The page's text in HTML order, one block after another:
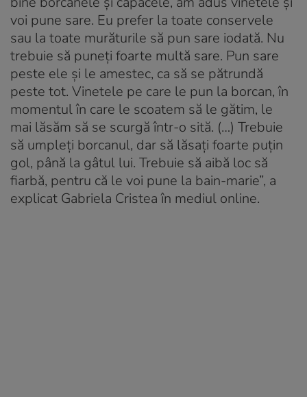
voi pune sare. Eu prefer la toate conservele
sau la toate murăturile să pun sare iodată. Nu
trebuie să puneți foarte multă sare. Pun sare
peste ele și le amestec, ca să se pătrundă
peste tot. Vinetele pe care le pun la borcan, în
momentul în care le scoatem să le gătim, le
mai lăsăm să se scurgă într-o sită. (…) Trebuie
să umpleți borcanul, dar să lăsați foarte puțin
gol, până la gâtul lui. Trebuie să aibă loc să
fiarbă, pentru că le voi pune la bain-marie”, a
explicat Gabriela Cristea în mediul online.